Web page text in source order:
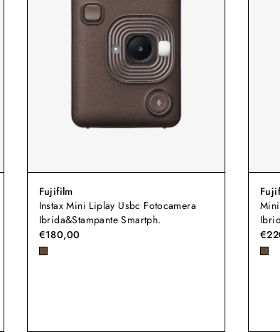
Fujifilm
Instax Mini Liplay Usbc Fotocamera
Ibrida&Stampante Smartph.
€180,00